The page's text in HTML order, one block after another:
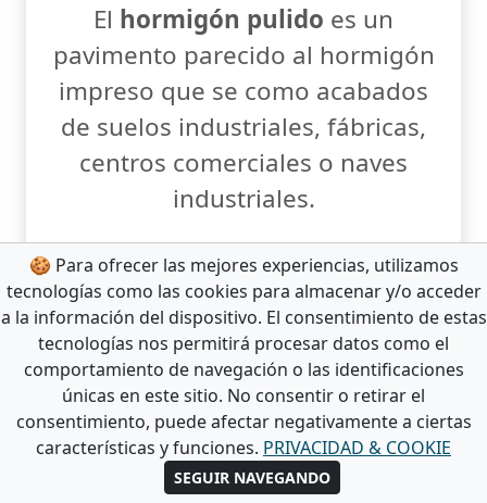
El hormigón pulido es un
pavimento parecido al hormigón
impreso que se como acabados
de suelos industriales, fábricas,
centros comerciales o naves
industriales.
MÁS DETALLES AQUÍ!
🍪 Para ofrecer las mejores experiencias, utilizamos
tecnologías como las cookies para almacenar y/o acceder
a la información del dispositivo. El consentimiento de estas
tecnologías nos permitirá procesar datos como el
comportamiento de navegación o las identificaciones
únicas en este sitio. No consentir o retirar el
consentimiento, puede afectar negativamente a ciertas
características y funciones. PRIVACIDAD & COOKIE
SEGUIR NAVEGANDO